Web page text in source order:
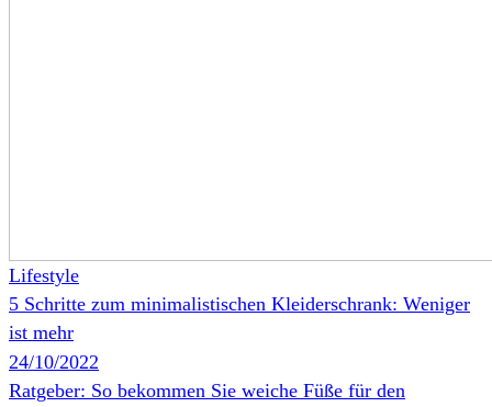
Lifestyle
5 Schritte zum minimalistischen Kleiderschrank: Weniger
ist mehr
24/10/2022
Ratgeber: So bekommen Sie weiche Füße für den